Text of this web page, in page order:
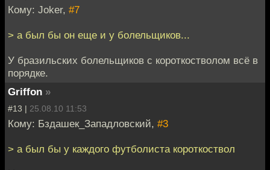
Кому: Joker, #7
> а был бы он еще и у болельщиков...
У бразильских болельщиков с короткостволом всё в
порядке.
Griffon »
#13 | 25.08.10 11:53
Кому: Бздашек_Западловский, #3
> а был бы у каждого футболиста короткоствол